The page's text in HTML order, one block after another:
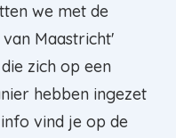
we met de
Maastricht'
zich op een
hebben ingezet
vind je op de